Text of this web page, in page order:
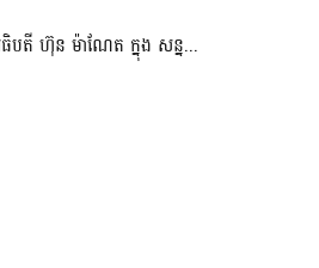
ធិបតី ហ៊ុន ម៉ាណែត ក្នុង សន្ន...